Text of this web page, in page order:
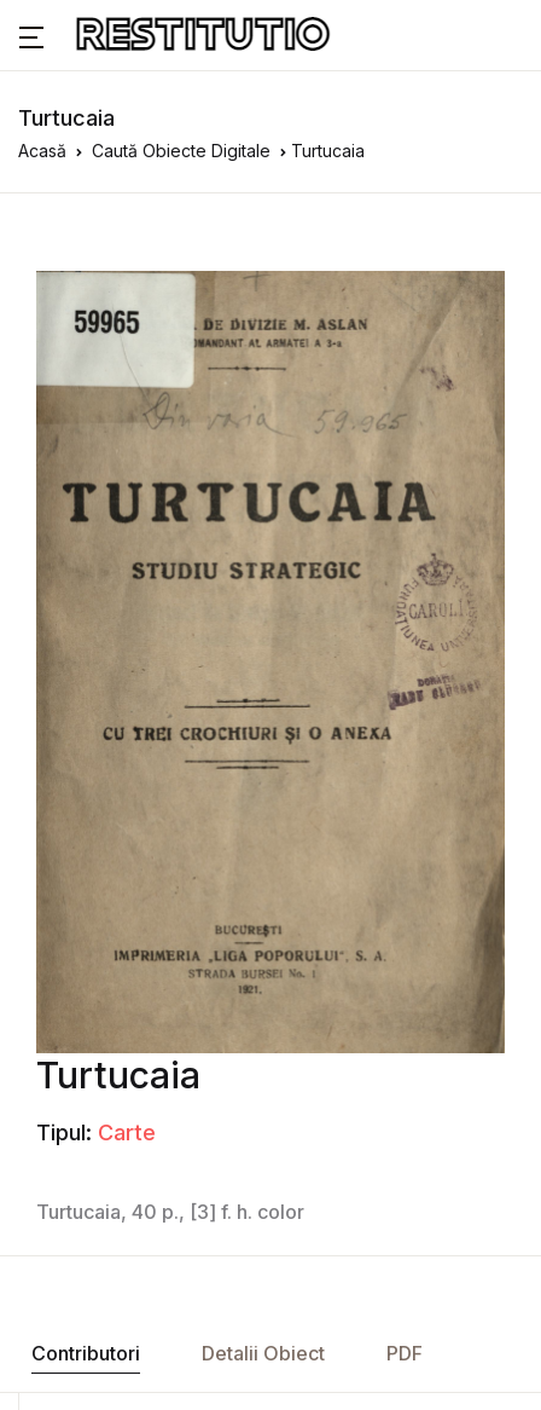
Turtucaia
Acasă Caută Obiecte Digitale Turtucaia
Turtucaia
Tipul: Carte
Turtucaia, 40 p., [3] f. h. color
Contributori Detalii Obiect PDF